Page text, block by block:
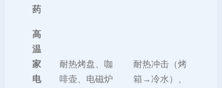
药
高
温
家
电
耐热烤盘、咖
啡壶、电磁炉
耐热冲击（烤
箱→冷水）、